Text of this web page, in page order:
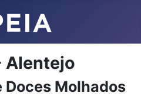
Alentejo
Doces Molhados